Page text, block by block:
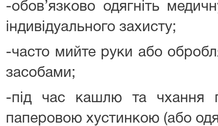
-обов’язково одягніть
індивідуального захисту;
-часто мийте руки або
засобами;
-під час кашлю та чхання
паперовою хустинкою (або